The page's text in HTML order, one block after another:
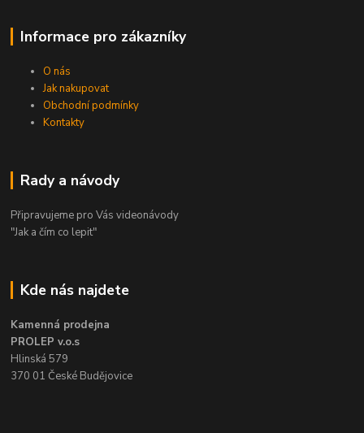
Informace pro zákazníky
O nás
Jak nakupovat
Obchodní podmínky
Kontakty
Rady a návody
Připravujeme pro Vás videonávody
"Jak a čím co lepit"
Kde nás najdete
Kamenná prodejna
PROLEP v.o.s
Hlinská 579
370 01 České Budějovice